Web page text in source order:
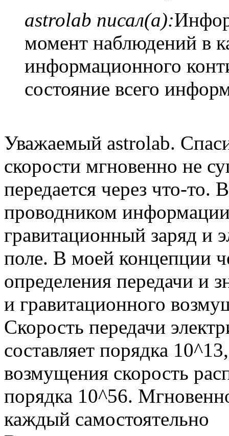
astrolab писал(а):
момент наблюдений в
информационного
состояние всего
Уважаемый astrolab.
скорости мгновенно не
передается через что-
проводником
гравитационный заряд и
поле. В моей концепции
определения передачи и
и гравитационного
Скорость передачи
составляет порядка
возмущения скорость
порядка 10^56.
каждый самостоятельно